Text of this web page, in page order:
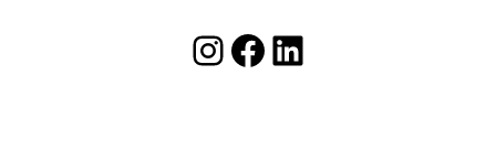
Instagram
Facebook
LinkedIn